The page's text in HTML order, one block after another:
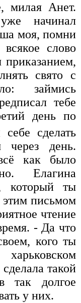
милая Анет.
начинал
моя, помни
слово
свято с
займись
тебе
день по
себе сделать
день.
как было
Елагина
который ты
этим письмом
чтение
- Да что
кого ты
такой
так долгое
у них.